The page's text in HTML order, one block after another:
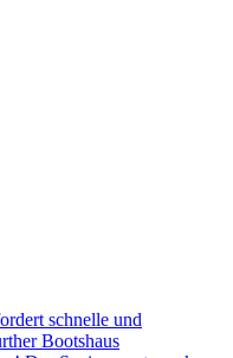
schnelle und
Bootshaus